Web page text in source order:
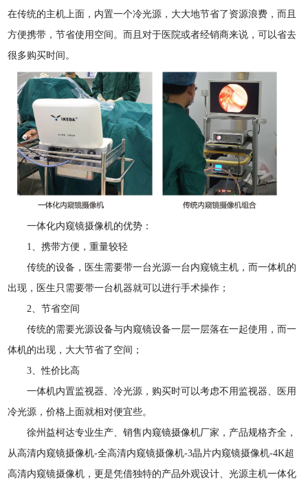
在传统的主机上面，内置一个冷光源，大大地节省了资源浪费，而且
方便携带，节省使用空间。而且对于医院或者经销商来说，可以省去
很多购买时间。
一体化内窥镜摄像机的优势：
1、携带方便，重量较轻
传统的设备，医生需要带一台光源一台内窥镜主机，而一体机的
出现，医生只需要带一台机器就可以进行手术操作；
2、节省空间
传统的需要光源设备与内窥镜设备一层一层落在一起使用，而一
体机的出现，大大节省了空间；
3、性价比高
一体机内置监视器、冷光源，购买时可以考虑不用监视器、医用
冷光源，价格上面就相对便宜些。
徐州益柯达专业生产、销售内窥镜摄像机厂家，产品规格齐全，
从高清内窥镜摄像机-全高清内窥镜摄像机-3晶片内窥镜摄像机-4K超
高清内窥镜摄像机，更是凭借独特的产品外观设计、光源主机一体化